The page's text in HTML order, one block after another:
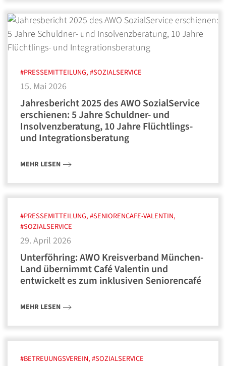
#PRESSEMITTEILUNG, #SOZIALSERVICE
15. Mai 2026
Jahresbericht 2025 des AWO SozialService
erschienen: 5 Jahre Schuldner- und
Insolvenzberatung, 10 Jahre Flüchtlings-
und Integrationsberatung
MEHR LESEN
#PRESSEMITTEILUNG, #SENIORENCAFE-VALENTIN,
#SOZIALSERVICE
29. April 2026
Unterföhring: AWO Kreisverband München-
Land übernimmt Café Valentin und
entwickelt es zum inklusiven Seniorencafé
MEHR LESEN
#BETREUUNGSVEREIN, #SOZIALSERVICE